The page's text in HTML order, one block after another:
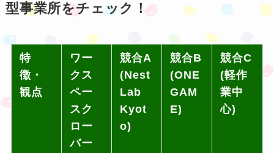
型事業所をチェック！
特
徴・
観点
ワー
クス
ペー
スク
ロー
バー
競合A
(Nest
Lab
Kyot
o)
競合B
(ONE
GAM
E)
競合C
(軽作
業中
心)